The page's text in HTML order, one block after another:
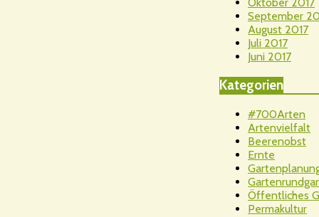
September
August 2017
Juli 2017
Juni 2017
Kategorien
#700Arten
Artenvielfalt
Beerenobst
Ernte
Öffentliches
Permakultur